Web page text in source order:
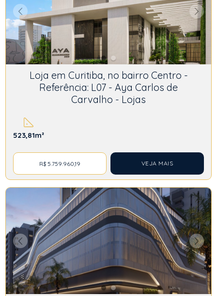
Loja em Curitiba, no bairro Centro -
Referência: L07 - Aya Carlos de
Carvalho - Lojas
523,81m²
R$ 5.759.960,19 VEJA MAIS